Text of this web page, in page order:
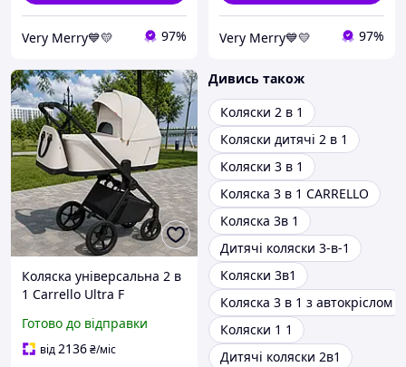
Very Merry💙💛 97% Very Merry💙💛 97%
Коляска універсальна 2 в
1 Carrello Ultra F
6556 Milk Grey (світло-
сірий колір)
Готово до відправки
від2136₴/міс
Дивись також
Коляски 2 в 1
Коляски дитячі 2 в 1
Коляски 3 в 1
Коляска 3 в 1 CARRELLO
Коляска 3в 1
Дитячі коляски 3-в-1
Коляски 3в1
Коляска 3 в 1 з автокріслом
Коляски 1 1
Дитячі коляски 2в1